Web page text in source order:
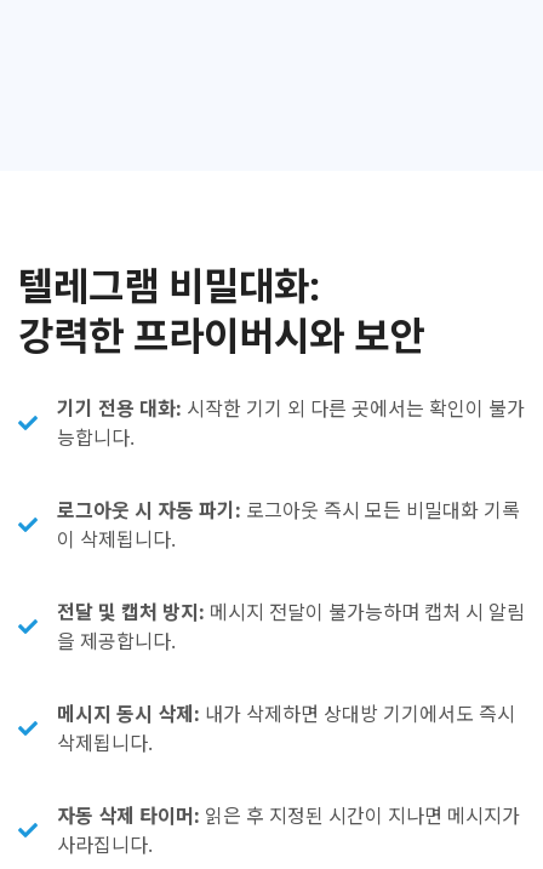
텔레그램 비밀대화:
강력한 프라이버시와 보안
기기 전용 대화: 시작한 기기 외 다른 곳에서는 확인이 불가
능합니다.
로그아웃 시 자동 파기: 로그아웃 즉시 모든 비밀대화 기록
이 삭제됩니다.
전달 및 캡처 방지: 메시지 전달이 불가능하며 캡처 시 알림
을 제공합니다.
메시지 동시 삭제: 내가 삭제하면 상대방 기기에서도 즉시
삭제됩니다.
자동 삭제 타이머: 읽은 후 지정된 시간이 지나면 메시지가
사라집니다.